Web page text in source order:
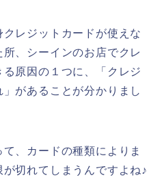
レジットカードが使えな
、シーインのお店でクレ
原因の１つに、「クレジ
があることが分かりまし
、カードの種類によりま
切れてしまうんですよね♪